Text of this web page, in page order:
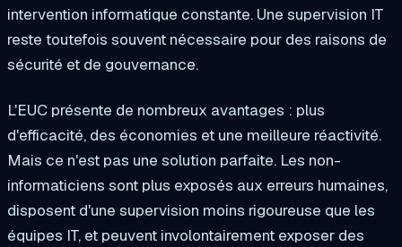
intervention informatique constante. Une supervision IT
reste toutefois souvent nécessaire pour des raisons de
sécurité et de gouvernance.
L'EUC présente de nombreux avantages : plus
d'efficacité, des économies et une meilleure réactivité.
Mais ce n'est pas une solution parfaite. Les non-
informaticiens sont plus exposés aux erreurs humaines,
disposent d'une supervision moins rigoureuse que les
équipes IT, et peuvent involontairement exposer des